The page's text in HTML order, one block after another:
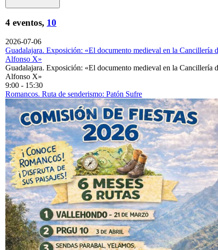
4 eventos, 10
2026-07-06
Guadalajara. Exposición: «El documento medieval en la Cancillería
Alfonso X»
Guadalajara. Exposición: «El documento medieval en la Cancillería
Alfonso X»
9:00 - 15:30
Romancos. Ruta de senderismo: Patón Sufre